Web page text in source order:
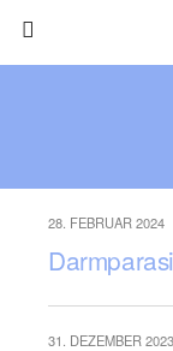
28. FEBRUAR 2024
31. DEZEMBER 2023